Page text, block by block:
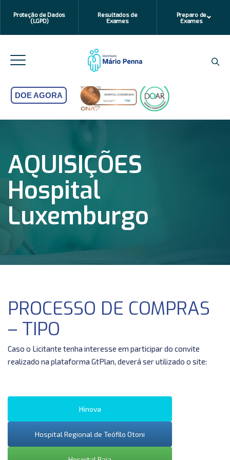
Proteção de Dados
(LGPD)
Resultados de
Exames
Preparo de
Exames
DOE AGORA
AQUISIÇÕES
Hospital
Luxemburgo
PROCESSO DE COMPRAS
– TIPO
Caso o Licitante tenha interesse em participar do convite
realizado na plataforma GtPlan, deverá ser utilizado o site:
Hinova
Hospital Regional de Teófilo Otoni